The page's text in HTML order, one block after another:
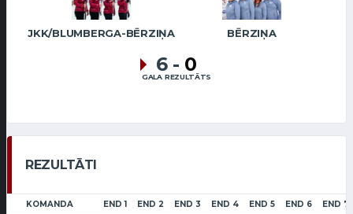
JKK/BLUMBERGA-BĒRZIŅA BĒRZIŅA
6 - 0
GALA REZULTĀTS
REZULTĀTI
KOMANDA END 1 END 2 END 3 END 4 END 5 END 6 END 7